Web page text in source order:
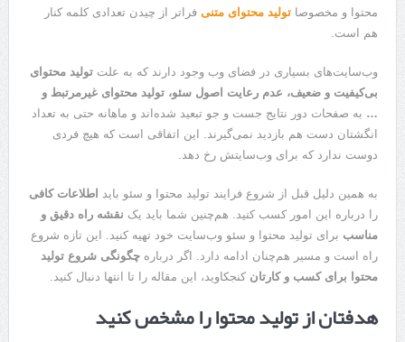
محتوا و مخصوصا تولید محتوای متنیفراتر از چیدن تعدادی کلمه کنار
هم است.
وب‌سایت‌های بسیاری در فضای وب وجود دارند که به علت تولید محتوای
بی‌کیفیت و ضعیف، عدم رعایت اصول سئو، تولید محتوای غیرمرتبط و
… به صفحات دور نتایج جست و جو تبعید شده‌اند و ماهانه حتی به تعداد
انگشتان دست هم بازدید نمی‌گیرند. این اتفاقی است که هیچ فردی
دوست ندارد که برای وب‌سایتش رخ دهد.
به همین دلیل قبل از شروع فرایند تولید محتوا و سئو باید اطلاعات کافی
را درباره این امور کسب کنید. هم‌چنین شما باید یک نقشه راه دقیق و
مناسب برای تولید محتوا و سئو وب‌سایت خود تهیه کنید. این تازه شروع
راه است و مسیر هم‌چنان ادامه دارد. اگر درباره چگونگی شروع تولید
محتوا برای کسب و کارتان کنجکاوید، این مقاله را تا انتها دنبال کنید.
هدفتان از تولید محتوا را مشخص کنید